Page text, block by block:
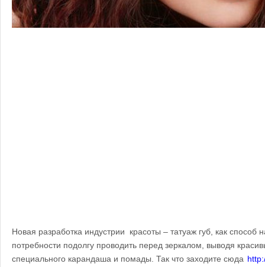
Новая разработка индустрии красоты – татуаж губ, как способ
потребности подолгу проводить перед зеркалом, выводя
специального карандаша и помады. Так что заходите сюда